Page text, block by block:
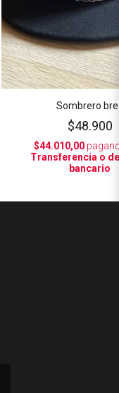
Sombrero
$48.900
$44.010,00
Transferencia o
bancario